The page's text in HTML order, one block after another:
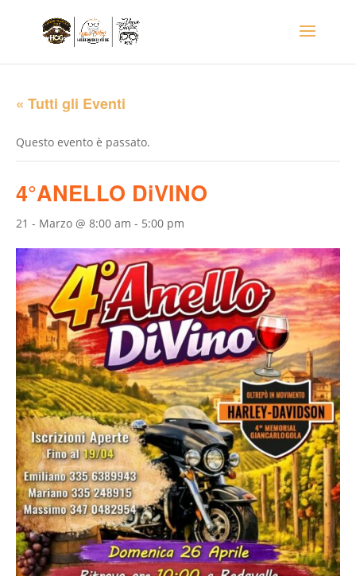
« Tutti gli Eventi
Questo evento è passato.
4°ANELLO DiVINO
21 - Marzo @ 8:00 am - 5:00 pm